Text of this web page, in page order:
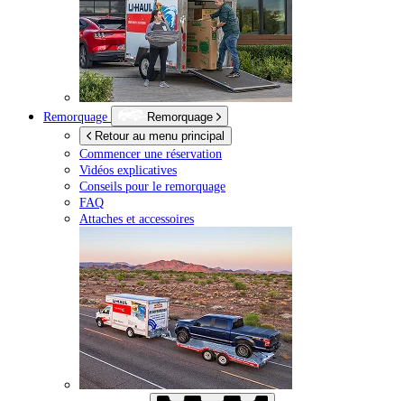
Remorquage
Remorquage
Retour au menu principal
Commencer une réservation
Vidéos explicatives
Conseils pour le remorquage
FAQ
Attaches et accessoires